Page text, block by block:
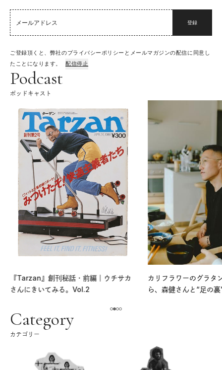
登録
ご登録頂くと、弊社のプライバシーポリシーとメールマガジンの配信に同意し
たことになります。
配信停止
Podcast
ポッドキャスト
『Tarzan』創刊秘話・前編｜ウチサカ
さんにきいてみる。Vol.2
カリフラワーのグラタ
ら、森健さんと“足の
Category
カテゴリー